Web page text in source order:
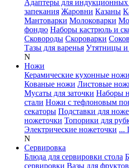
Адаптеры для
запекания Жаровни Казаны
Мантоварки Молоковарки
фондю Наборы кастрюль и
Сковороды Скороварки
Тазы для варенья Утятницы
N
Ножи
Керамические кухонные ножи
Кованые ножи Листовые
Мусаты для заточки Наборы
стали Ножи с тефлоновым
секаторы Подставки для
ножеточки Топорики для
Электрические ножеточки ...
N
Сервировка
Блюда для сервировки стола
сервировки Вазы для